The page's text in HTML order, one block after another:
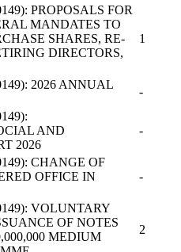
PROPOSALS FOR
MANDATES TO
SHARES, RE-
DIRECTORS,
1
2026 ANNUAL
-
AND
2026
-
CHANGE OF
OFFICE IN
-
VOLUNTARY
OF NOTES
MEDIUM
2